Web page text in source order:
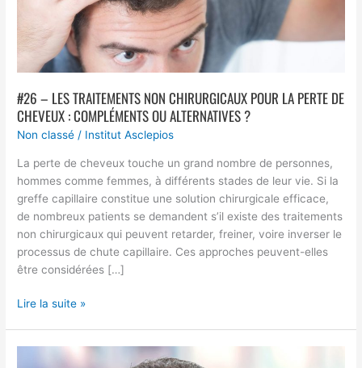
#26 – LES TRAITEMENTS NON CHIRURGICAUX POUR LA PERTE DE
CHEVEUX : COMPLÉMENTS OU ALTERNATIVES ?
Non classé / Institut Asclepios
La perte de cheveux touche un grand nombre de personnes,
hommes comme femmes, à différents stades de leur vie. Si la
greffe capillaire constitue une solution chirurgicale efficace,
de nombreux patients se demandent s’il existe des traitements
non chirurgicaux qui peuvent retarder, freiner, voire inverser le
processus de chute capillaire. Ces approches peuvent-elles
être considérées […]
cheveux
compléments
ou
alternatives
?
Lire la suite »